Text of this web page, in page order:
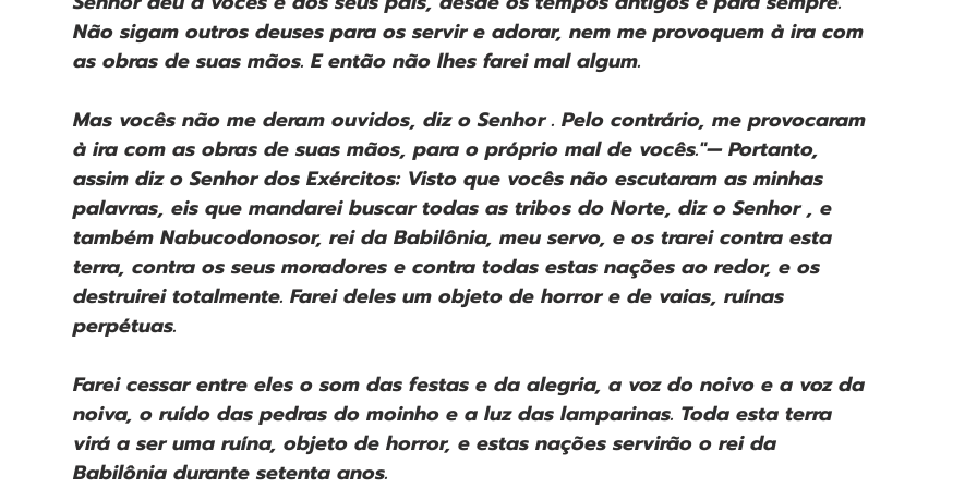
Não sigam outros deuses para os servir e adorar, nem me provoquem à ira com
as obras de suas mãos. E então não lhes farei mal algum.
Mas vocês não me deram ouvidos, diz o Senhor . Pelo contrário, me provocaram
à ira com as obras de suas mãos, para o próprio mal de vocês."— Portanto,
assim diz o Senhor dos Exércitos: Visto que vocês não escutaram as minhas
palavras, eis que mandarei buscar todas as tribos do Norte, diz o Senhor , e
também Nabucodonosor, rei da Babilônia, meu servo, e os trarei contra esta
terra, contra os seus moradores e contra todas estas nações ao redor, e os
destruirei totalmente. Farei deles um objeto de horror e de vaias, ruínas
perpétuas.
Farei cessar entre eles o som das festas e da alegria, a voz do noivo e a voz da
noiva, o ruído das pedras do moinho e a luz das lamparinas. Toda esta terra
virá a ser uma ruína, objeto de horror, e estas nações servirão o rei da
Babilônia durante setenta anos.